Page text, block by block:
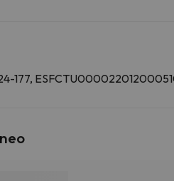
24-177,